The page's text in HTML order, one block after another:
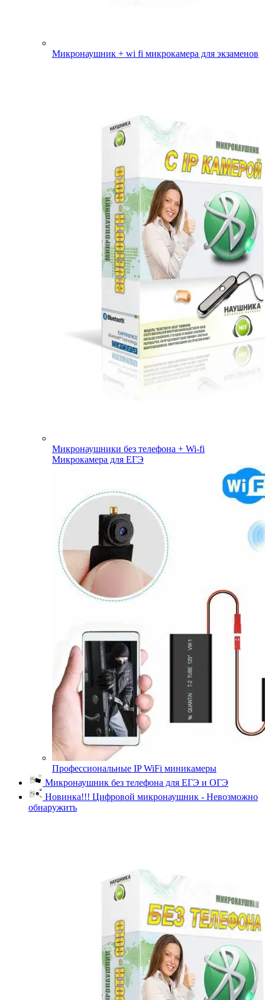
Микронаушник + wi fi микрокамера для экзаменов
Микронаушники без телефона + Wi-fi
Микрокамера для ЕГЭ
Профессиональные IP WiFi миникамеры
Микронаушник без телефона для ЕГЭ и ОГЭ
Новинка!!! Цифровой микронаушник - Невозможно
обнаружить